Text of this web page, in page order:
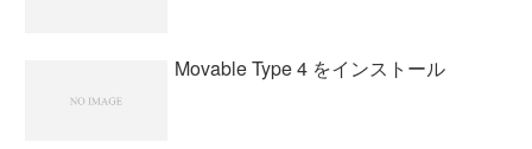
Movable Type 4 をインストール